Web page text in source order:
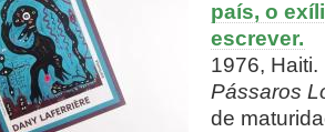
país, o
escrever.
1976, Haiti.
Pássaros
de